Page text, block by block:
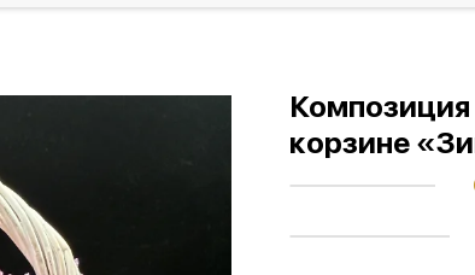
Композиция
корзине